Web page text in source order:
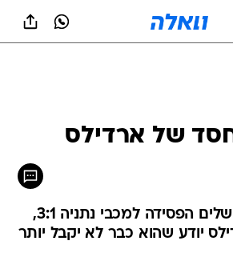
של ארדילס
אחרי שבית"ר ירושלים הפסידה למכבי נתניה 3:1,
יודע שהוא כבר לא יקבל יותר